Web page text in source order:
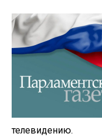
телевидению.